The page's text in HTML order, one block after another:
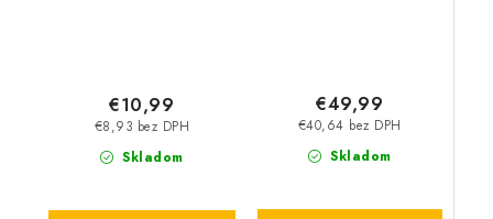
Skladom
€8,93 bez DPH
€10,99
Skladom
€40,64 bez DPH
€49,99